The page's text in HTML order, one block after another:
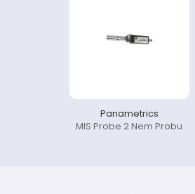
Panametrics
MIS Probe 2 Nem Probu